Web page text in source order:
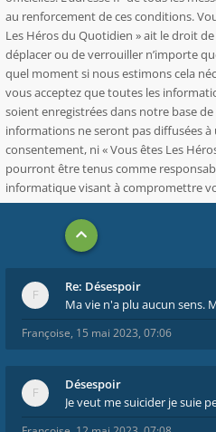
au renforcement de ces conditions.
Les Héros du Quotidien » ait le droit
déplacer ou de verrouiller n’importe
quel moment si nous estimons cela
vous acceptez que toutes les
soient enregistrées dans notre base
informations ne seront pas diffusées
consentement, ni « Vous êtes Les
pourront être tenus comme
informatique visant à compromettre
Re: Désespoir
Ma vie n'a plu aucun sens.
Françoise, 15 mai 2023, 07:06
Désespoir
Je veut me suicider je suie